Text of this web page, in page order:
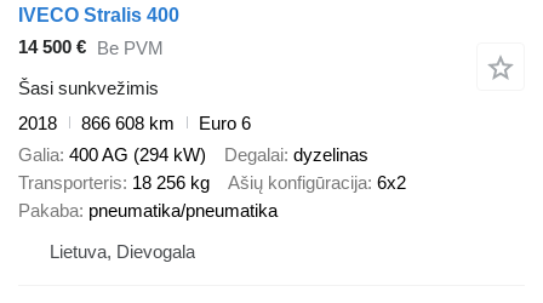
IVECO Stralis 400
14 500 € Be PVM
Šasi sunkvežimis
2018
866 608 km
Euro 6
Galia 400 AG (294 kW) Degalai dyzelinas
Transporteris 18 256 kg Ašių konfigūracija 6x2
Pakaba pneumatika/pneumatika
Lietuva, Dievogala